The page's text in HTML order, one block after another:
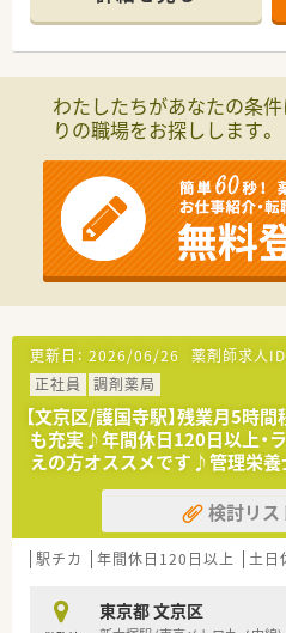
【店舗情報と応需状況について
■都営三田線の白山駅から徒
■内科や小児科から心療内科
ており、1日平均120枚の処方
■医薬品の採用品目数は約
の業務を通じて最新の薬学知
す。
【法人特徴について】
■文京区白山の地で100年にわ
駅周辺に4店舗をドミナント
■近隣にグループ店舗が集中
際も相互にカバーし合える協
■伝統ある薬局でありながら
に取り入れ、従業員が長く健
す。
【職場環境と雰囲気】
■薬剤師が常時4名在籍してい
にならず、スタッフ間で相談
す。
■白山駅周辺に店舗が集中し
店舗の薬剤師とも顔の見える
す。
相談に応じるような温かみの
す。
わたしたちがあなたの条
りの職場をお探しします。
更新日： 2026/06/26 薬剤師求人ID
正社員
調剤薬局
【文京区/護国寺駅】残業月5時
も充実♪年間休日120日以上・
えの方オススメです♪管理栄養
検討リス
駅チカ 年間休日120日以上 土日
東京都 文京区